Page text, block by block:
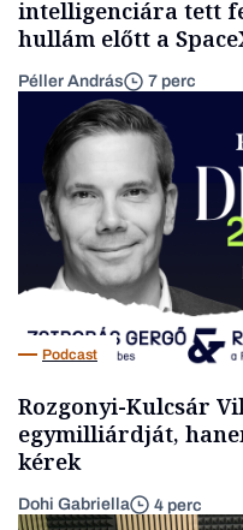
intelligenciára tett
hullám előtt a
Péller András 7 perc
Podcast
Rozgonyi-Kulcsár
egymilliárdját,
kérek
Dohi Gabriella 4 perc